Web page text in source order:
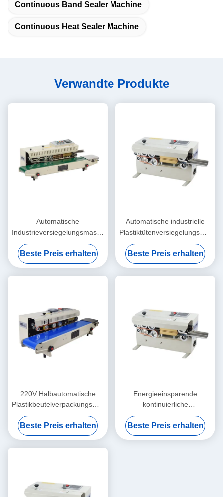
Continuous Band Sealer Machine
Continuous Heat Sealer Machine
Verwandte Produkte
Automatische
Industrieversiegelungsmaschine
Ermüdungsbeständiges
kontinuierliches Band-
Wärmesiegel
Beste Preis erhalten
Automatische industrielle
Elektrisch angetriebener Typ
Umweltfreundlich
Beste Preis erhalten
220V Halbautomatische
Plastikbeutelverpackungsmaschine
Flexible und einfache
Wartung
Beste Preis erhalten
Energieeinsparende
kontinuierliche
Beutelversiegelungsmaschine
für Getränke
Beste Preis erhalten